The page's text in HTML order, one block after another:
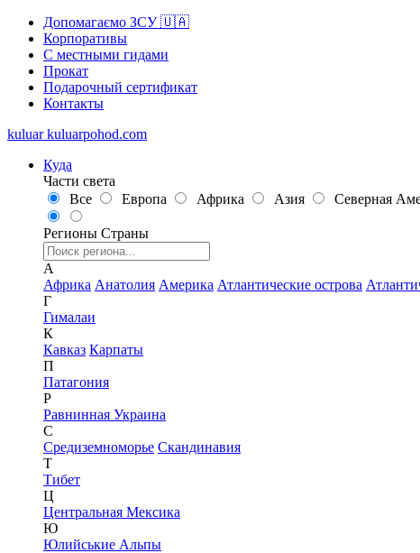
Допомагаємо ЗСУ 🇺🇦
Корпоративы
С местными гидами
Прокат
Подарочный сертификат
Контакты
kuluar kuluarpohod.com
Куда
Части света
Все
Европа Африка Азия Северная
Регионы Страны
А
Африка Анатолия Америка Атлантические острова
Г
Гималаи
К
Кавказ Карпаты
П
Патагония
Р
Равнинная Украина
С
Средиземноморье Скандинавия
Т
Тибет
Ц
Центральная Мексика
Ю
Юлийськие Альпы